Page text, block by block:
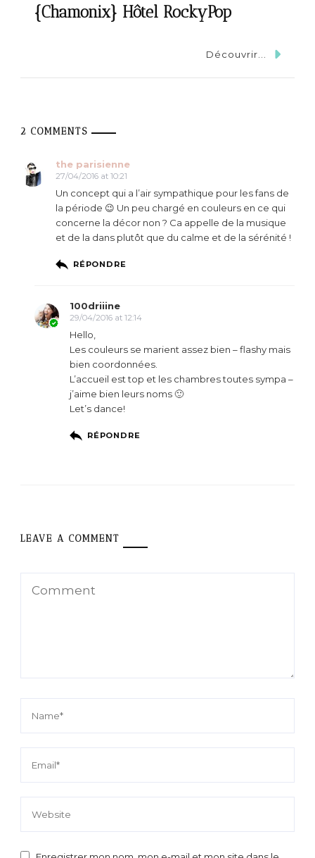
{Chamonix} Hôtel RockyPop
Découvrir...
2 COMMENTS
the parisienne
27/04/2016 at 10:21
Un concept qui a l’air sympathique pour les fans de
la période 😉 Un peu chargé en couleurs en ce qui
concerne la décor non ? Ca appelle de la musique
et de la dans plutôt que du calme et de la sérénité !
RÉPONDRE
100driiine
29/04/2016 at 12:14
Hello,
Les couleurs se marient assez bien – flashy mais
bien coordonnées.
L’accueil est top et les chambres toutes sympa –
j’aime bien leurs noms 🙂
Let’s dance!
RÉPONDRE
LEAVE A COMMENT